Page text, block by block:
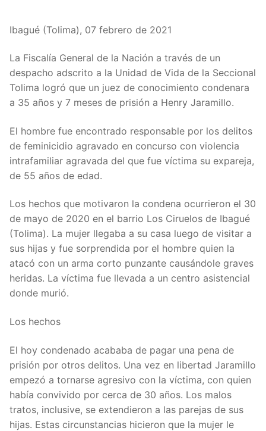
Ibagué (Tolima), 07 febrero de 2021
La Fiscalía General de la Nación a través de un
despacho adscrito a la Unidad de Vida de la Seccional
Tolima logró que un juez de conocimiento condenara
a 35 años y 7 meses de prisión a Henry Jaramillo.
El hombre fue encontrado responsable por los delitos
de feminicidio agravado en concurso con violencia
intrafamiliar agravada del que fue víctima su expareja,
de 55 años de edad.
Los hechos que motivaron la condena ocurrieron el 30
de mayo de 2020 en el barrio Los Ciruelos de Ibagué
(Tolima). La mujer llegaba a su casa luego de visitar a
sus hijas y fue sorprendida por el hombre quien la
atacó con un arma corto punzante causándole graves
heridas. La víctima fue llevada a un centro asistencial
donde murió.
Los hechos
El hoy condenado acababa de pagar una pena de
prisión por otros delitos. Una vez en libertad Jaramillo
empezó a tornarse agresivo con la víctima, con quien
había convivido por cerca de 30 años. Los malos
tratos, inclusive, se extendieron a las parejas de sus
hijas. Estas circunstancias hicieron que la mujer le